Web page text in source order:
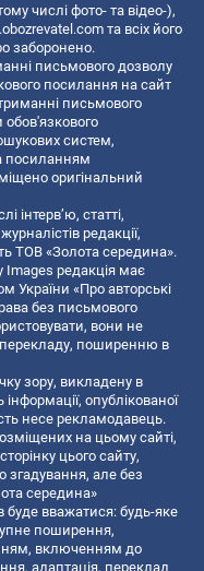
числі фото- та відео-),
та всіх його
заборонено.
письмового дозволу
посилання на сайт
письмового
обов'язкового
систем,
посиланням
оригінальний
інтерв’ю, статті,
редакції,
ТОВ «Золота середина».
Images редакція має
України «Про авторські
без письмового
вони не
поширенню в
зору, викладену в
опублікованої
несе рекламодавець.
на цьому сайті,
цього сайту,
згадування, але без
середина»
вважатися: будь-яке
поширення,
включенням до
адаптація, переклад